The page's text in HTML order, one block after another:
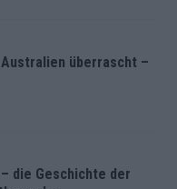
Australien überrascht –
die Geschichte der